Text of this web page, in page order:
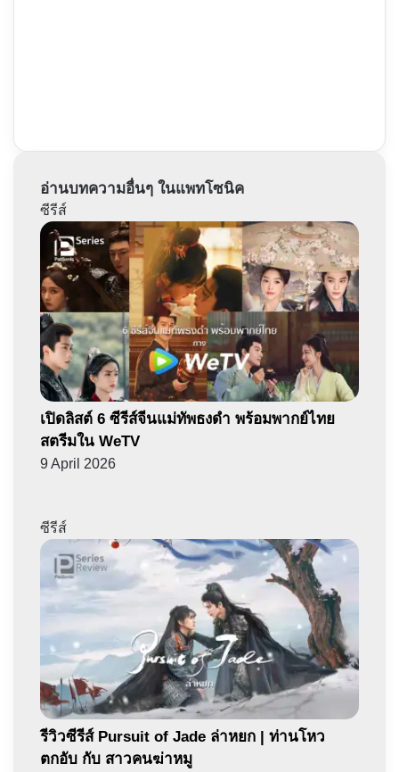
อ่านบทความอื่นๆ ในแพทโซนิค
ซีรีส์
เปิดลิสต์ 6 ซีรีส์จีนแม่ทัพธงดำ พร้อมพากย์ไทย
สตรีมใน WeTV
9 April 2026
ซีรีส์
รีวิวซีรีส์ Pursuit of Jade ล่าหยก | ท่านโหว
ตกอับ กับ สาวคนฆ่าหมู